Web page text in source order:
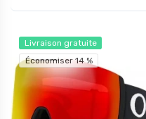
Livraison gratuite
Économiser 14 %